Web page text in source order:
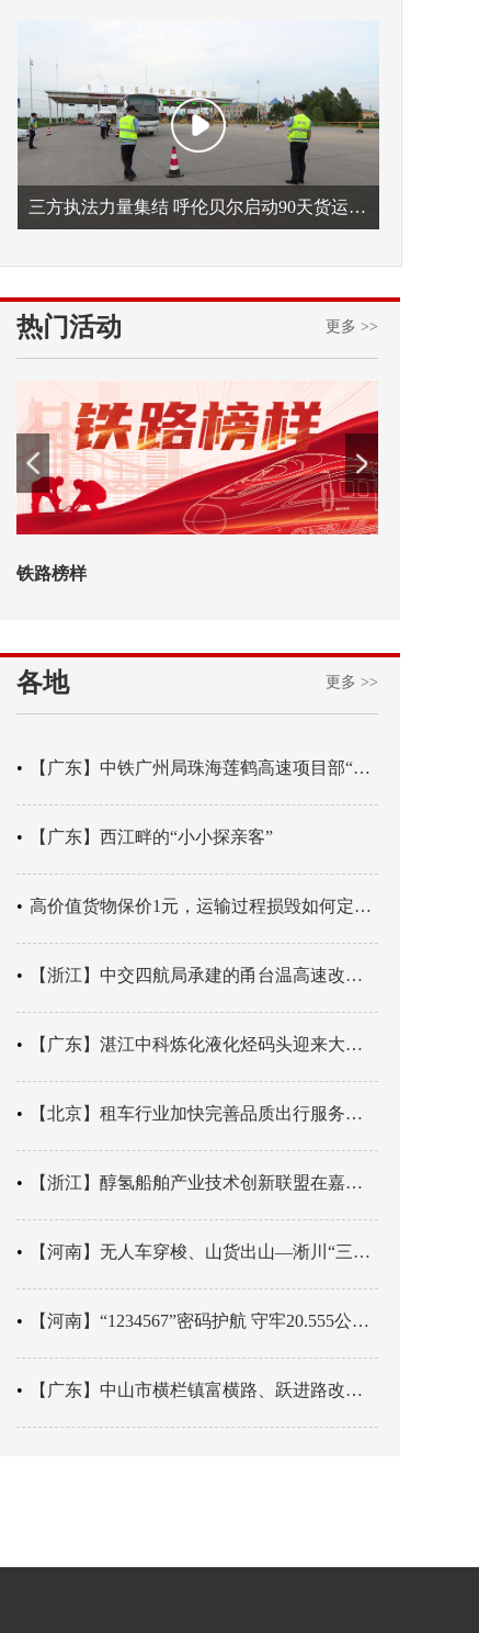
三方执法力量集结 呼伦贝尔启动90天货运车辆违法专项整治
热门活动 更多 >>
铁路榜样
各地 更多 >>
【广东】中铁广州局珠海莲鹤高速项目部“靶向施训”筑牢应急处置防线
【广东】西江畔的“小小探亲客”
高价值货物保价1元，运输过程损毁如何定责？
【浙江】中交四航局承建的甬台温高速改扩建工程台州南段TJ06标段恢复双向通行
【广东】湛江中科炼化液化烃码头迎来大型外贸液化气船首靠
【北京】租车行业加快完善品质出行服务网络
【浙江】醇氢船舶产业技术创新联盟在嘉兴成立
【河南】​无人车穿梭、山货出山—淅川“三级跳”跳出乡村振兴新速度
【河南】“1234567”密码护航 守牢20.555公里山区高速汛期安全
【广东】中山市横栏镇富横路、跃进路改造项目建成通车